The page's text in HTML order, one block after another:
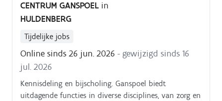
CENTRUM GANSPOEL in
HULDENBERG
Tijdelijke jobs
Online sinds 26 jun. 2026 - gewijzigd sinds 16
jul. 2026
Kennisdeling en bijscholing. Ganspoel biedt
uitdagende functies in diverse disciplines, van zorg en